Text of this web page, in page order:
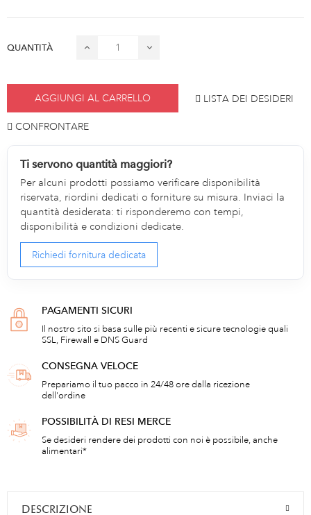
QUANTITÀ
AGGIUNGI AL CARRELLO LISTA DEI DESIDERI
CONFRONTARE
Ti servono quantità maggiori?
Per alcuni prodotti possiamo verificare disponibilità
riservata, riordini dedicati o forniture su misura. Inviaci la
quantità desiderata: ti risponderemo con tempi,
disponibilità e condizioni dedicate.
Richiedi fornitura dedicata
PAGAMENTI SICURI
Il nostro sito si basa sulle più recenti e sicure tecnologie quali
SSL, Firewall e DNS Guard
CONSEGNA VELOCE
Prepariamo il tuo pacco in 24/48 ore dalla ricezione
dell'ordine
POSSIBILITÀ DI RESI MERCE
Se desideri rendere dei prodotti con noi è possibile, anche
alimentari*
DESCRIZIONE